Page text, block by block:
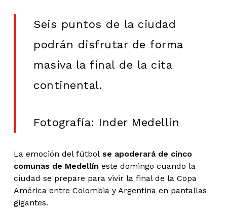
Seis puntos de la ciudad
podrán disfrutar de forma
masiva la final de la cita
continental.
Fotografía: Inder Medellín
La emoción del fútbolse apoderará de cinco
comunas de Medellín este domingo cuando la
ciudad se prepare para vivir la final de la Copa
América entre Colombia y Argentina en pantallas
gigantes.